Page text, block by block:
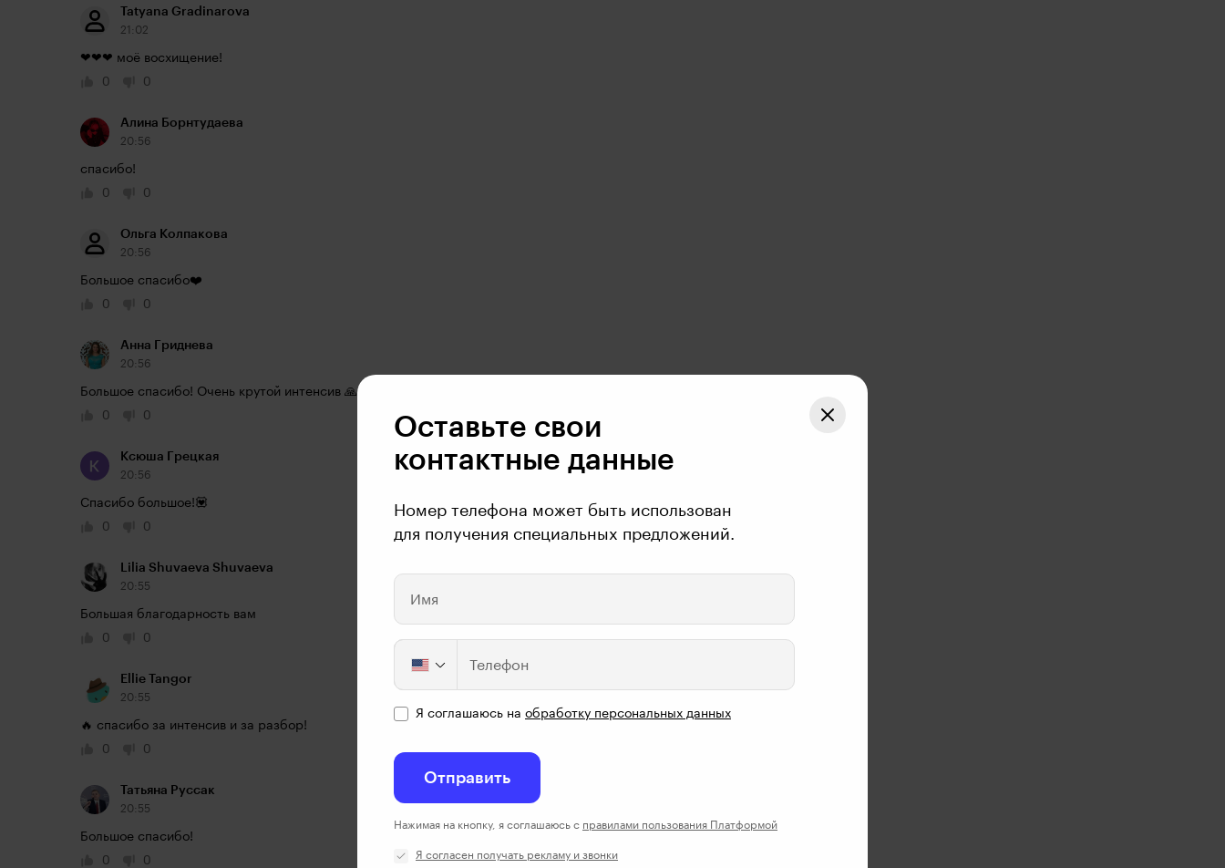
Tatyana Gradinarova
21:02
❤❤❤ моё восхищение!
0
0
Алина Борнтудаева
20:56
спасибо!
0
0
Ольга Колпакова
20:56
Большое спасибо❤️
0
0
Анна Гриднева
20:56
Большое спасибо! Очень крутой интенсив 🙏
0
0
Ксюша Грецкая
20:56
Спасибо большое!💟
0
0
Lilia Shuvaeva Shuvaeva
20:55
Большая благодарность вам
0
0
Ellie Tangor
20:55
🔥 спасибо за интенсив и за разбор!
0
0
Татьяна Руссак
20:55
Большое спасибо!
0
0
Оставьте свои
контактные данные
Номер телефона может быть использован
для получения специальных предложений.
Имя
Телефон
Я соглашаюсь на обработку персональных данных
Отправить
Нажимая на кнопку, я соглашаюсь с правилами пользования Платформой
Я согласен получать рекламу и звонки